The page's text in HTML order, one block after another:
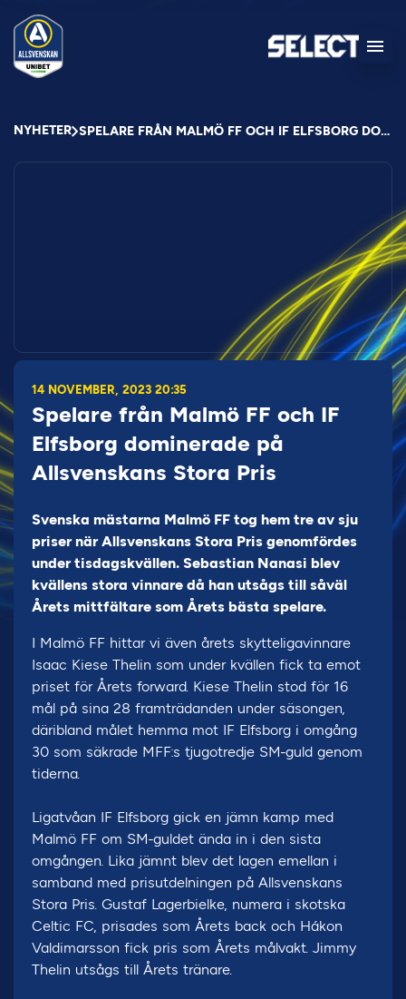
NYHETER SPELARE FRÅN MALMÖ FF OCH IF ELFSBORG DOMINERADE PÅ ALLSVENSKANS STORA PRIS
14 NOVEMBER, 2023 20:35
Spelare från Malmö FF och IF
Elfsborg dominerade på
Allsvenskans Stora Pris
Svenska mästarna Malmö FF tog hem tre av sju
priser när Allsvenskans Stora Pris genomfördes
under tisdagskvällen. Sebastian Nanasi blev
kvällens stora vinnare då han utsågs till såväl
Årets mittfältare som Årets bästa spelare.
I Malmö FF hittar vi även årets skytteligavinnare
Isaac Kiese Thelin som under kvällen fick ta emot
priset för Årets forward. Kiese Thelin stod för 16
mål på sina 28 framträdanden under säsongen,
däribland målet hemma mot IF Elfsborg i omgång
30 som säkrade MFF:s tjugotredje SM-guld genom
tiderna.
Ligatvåan IF Elfsborg gick en jämn kamp med
Malmö FF om SM-guldet ända in i den sista
omgången. Lika jämnt blev det lagen emellan i
samband med prisutdelningen på Allsvenskans
Stora Pris. Gustaf Lagerbielke, numera i skotska
Celtic FC, prisades som Årets back och Hákon
Valdimarsson fick pris som Årets målvakt. Jimmy
Thelin utsågs till Årets tränare.